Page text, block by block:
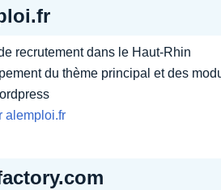
recrutement dans le Haut-Rhin
du thème principal et des
alemploi.fr